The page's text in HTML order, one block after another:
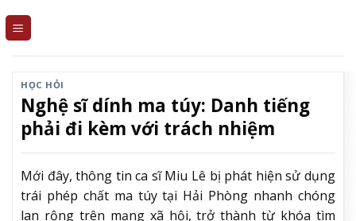
HỌC HỎI
Nghệ sĩ dính ma túy: Danh tiếng
phải đi kèm với trách nhiệm
Mới đây, thông tin ca sĩ Miu Lê bị phát hiện sử dụng
trái phép chất ma túy tại Hải Phòng nhanh chóng
lan rộng trên mạng xã hội, trở thành từ khóa tìm